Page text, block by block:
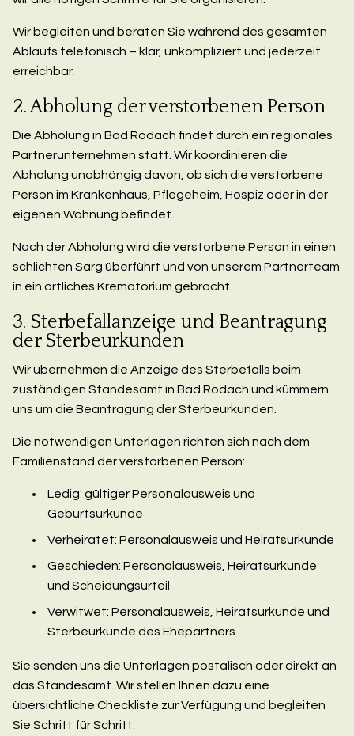
Wir begleiten und beraten Sie während des gesamten
Ablaufs telefonisch – klar, unkompliziert und jederzeit
erreichbar.
2. Abholung der verstorbenen Person
Die Abholung in Bad Rodach findet durch ein regionales
Partnerunternehmen statt. Wir koordinieren die
Abholung unabhängig davon, ob sich die verstorbene
Person im Krankenhaus, Pflegeheim, Hospiz oder in der
eigenen Wohnung befindet.
Nach der Abholung wird die verstorbene Person in einen
schlichten Sarg überführt und von unserem Partnerteam
in ein örtliches Krematorium gebracht.
3. Sterbefallanzeige und Beantragung
der Sterbeurkunden
Wir übernehmen die Anzeige des Sterbefalls beim
zuständigen Standesamt in Bad Rodach und kümmern
uns um die Beantragung der Sterbeurkunden.
Die notwendigen Unterlagen richten sich nach dem
Familienstand der verstorbenen Person:
Ledig: gültiger Personalausweis und
Geburtsurkunde
Verheiratet: Personalausweis und Heiratsurkunde
Geschieden: Personalausweis, Heiratsurkunde
und Scheidungsurteil
Verwitwet: Personalausweis, Heiratsurkunde und
Sterbeurkunde des Ehepartners
Sie senden uns die Unterlagen postalisch oder direkt an
das Standesamt. Wir stellen Ihnen dazu eine
übersichtliche Checkliste zur Verfügung und begleiten
Sie Schritt für Schritt.